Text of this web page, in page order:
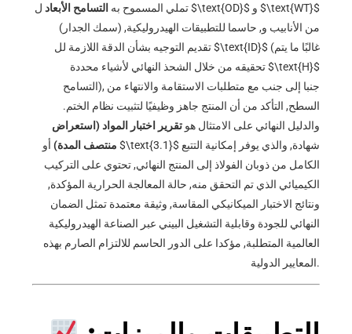
تملي المسموح به التسامح الأبعاد ل$\text{OD}$
$\text{WT}$
(سمك الجدار) من الأنابيب و, حاسما للتطبيقات الهيدروليكية,
تقديم التوجيه بشأن الدقة اللازمة لل$\text{ID}$ (غالبًا ما يتم
تحقيقه من خلال الشحذ النهائي لأشياء محددة$\text{H}$
التسامح), جنبا إلى جنب مع متطلبات الاستقامة والانتهاء من
السطح, التأكد من أن المنتج جاهز وظيفيًا لتثبيت نظام الختم.
والدليل النهائي على الامتثال هوتقرير اختبار المواد (استعراض
منتصف المدة) $\text{3.1}$
الكامل من ذوبان الفولاذ إلى المنتج النهائي, تحتوي على التركيب
الكيميائي الذي تم التحقق منه, حالة المعالجة الحرارية المؤكدة,
ونتائج الاختبار الميكانيكي المقاسة, وثيقة معتمدة تمثل الضمان
النهائي للجودة وقابلية التشغيل البيني عبر الصناعة الهيدروليكية
العالمية المتطلبة, مؤكدا على الدور الحاسم للالتزام الصارم بهذه
المعايير الدولية.